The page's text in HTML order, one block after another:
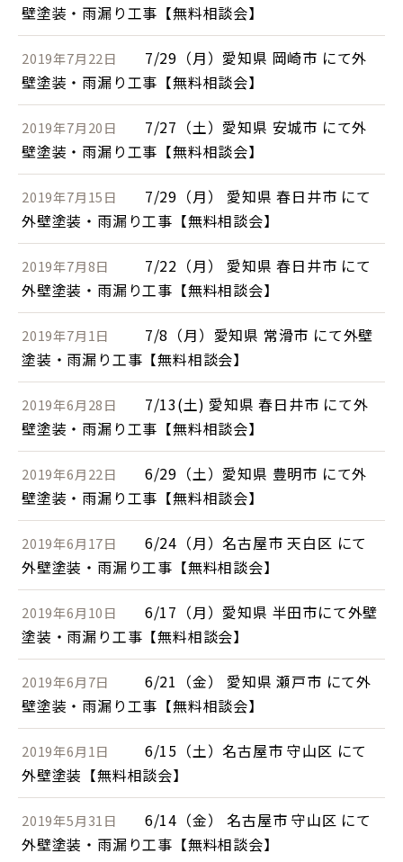
壁塗装・雨漏り工事【無料相談会】
2019年7月22日
7/29（月）愛知県 岡崎市 にて外
壁塗装・雨漏り工事【無料相談会】
2019年7月20日
7/27（土）愛知県 安城市 にて外
壁塗装・雨漏り工事【無料相談会】
2019年7月15日
7/29（月） 愛知県 春日井市 にて
外壁塗装・雨漏り工事【無料相談会】
2019年7月8日
7/22（月） 愛知県 春日井市 にて
外壁塗装・雨漏り工事【無料相談会】
2019年7月1日
7/8（月）愛知県 常滑市 にて外壁
塗装・雨漏り工事【無料相談会】
2019年6月28日
7/13(土) 愛知県 春日井市 にて外
壁塗装・雨漏り工事【無料相談会】
2019年6月22日
6/29（土）愛知県 豊明市 にて外
壁塗装・雨漏り工事【無料相談会】
2019年6月17日
6/24（月）名古屋市 天白区 にて
外壁塗装・雨漏り工事【無料相談会】
2019年6月10日
6/17（月）愛知県 半田市にて外壁
塗装・雨漏り工事【無料相談会】
2019年6月7日
6/21（金） 愛知県 瀬戸市 にて外
壁塗装・雨漏り工事【無料相談会】
2019年6月1日
6/15（土）名古屋市 守山区 にて
外壁塗装【無料相談会】
2019年5月31日
6/14（金） 名古屋市 守山区 にて
外壁塗装・雨漏り工事【無料相談会】